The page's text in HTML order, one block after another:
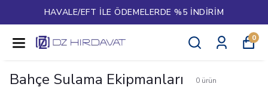
HAVALE/EFT İLE ÖDEMELERDE %5 İNDİRİM
0
Bahçe Sulama Ekipmanları 0 ürün